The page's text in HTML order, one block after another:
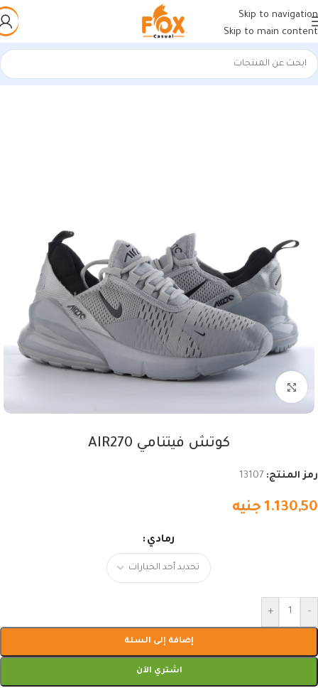
Skip to navigation
Skip to main content
الرئيسية/أحذية رجالي/كوتشات فيتنامي
اضغط للتكبير
كوتش فيتنامي AIR270
رمز المنتج: 13107
1.130,50 جنيه
رمادي
-
+
إضافة إلى السلة
اشتري الآن